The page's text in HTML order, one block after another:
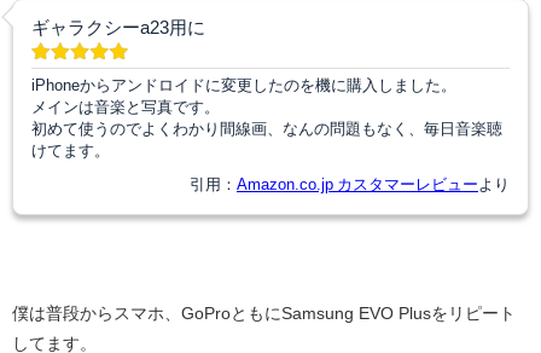
ギャラクシーa23用に
iPhoneからアンドロイドに変更したのを機に購入しました。
メインは音楽と写真です。
初めて使うのでよくわかり間線画、なんの問題もなく、毎日音楽聴
けてます。
引用： Amazon.co.jp カスタマーレビュー より
僕は普段からスマホ、GoProともにSamsung EVO Plusをリピート
してます。